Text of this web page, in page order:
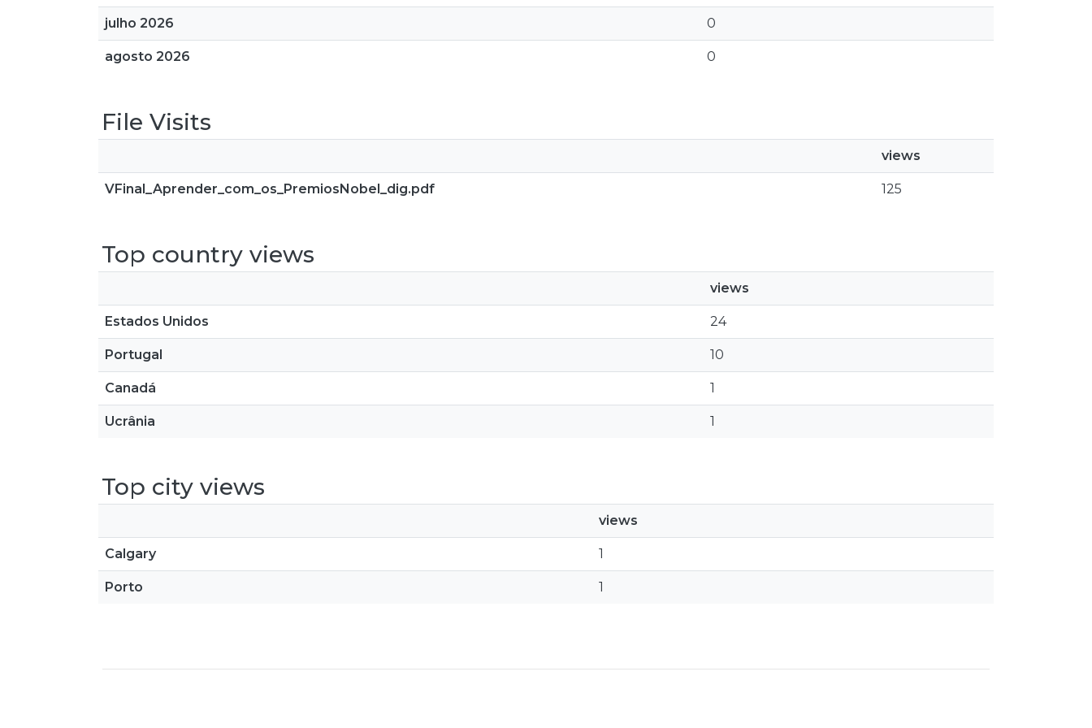
julho 2026 0
agosto 2026 0
File Visits
views
VFinal_Aprender_com_os_PremiosNobel_dig.pdf 125
Top country views
views
Estados Unidos 24
Portugal 10
Canadá 1
Ucrânia 1
Top city views
views
Calgary 1
Porto 1